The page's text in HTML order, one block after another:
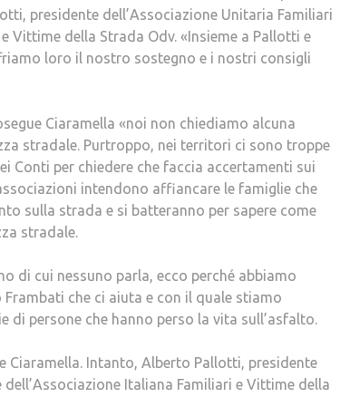
presidente dell’Associazione Unitaria Familiari
Vittime della Strada Odv. «Insieme a Pallotti e
loro il nostro sostegno e i nostri consigli
Ciaramella «noi non chiediamo alcuna
stradale. Purtroppo, nei territori ci sono troppe
Conti per chiedere che faccia accertamenti sui
intendono affiancare le famiglie che
sulla strada e si batteranno per sapere come
stradale.
di cui nessuno parla, ecco perché abbiamo
che ci aiuta e con il quale stiamo
persone che hanno perso la vita sull’asfalto.
Ciaramella. Intanto, Alberto Pallotti, presidente
Italiana Familiari e Vittime della